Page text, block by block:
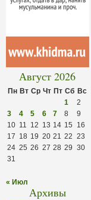
Август 2026
Пн Вт Ср Чт Пт Сб Вс
1
2
3
4 5 6 7 8
9
10 11 12 13 14 15
16
17 18 19 20 21 22 23
24 25 26 27 28 29 30
31
« Июл
Архивы